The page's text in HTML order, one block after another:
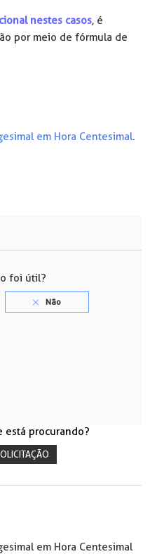
nestes casos, é
por meio de fórmula de
em Hora Centesimal.
foi útil?
está procurando?
em Hora Centesimal